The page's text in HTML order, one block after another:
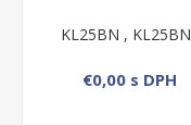
KL25BN ,
€0,00 s DPH